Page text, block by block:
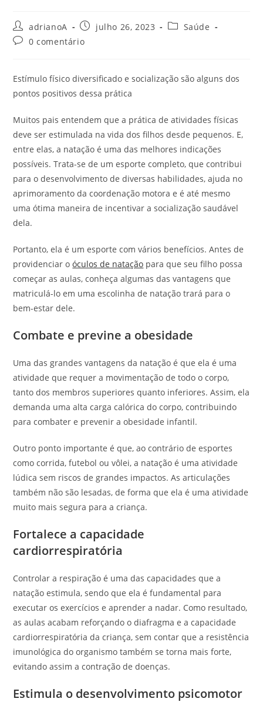
Autor
do
post:
adrianoA
Postjulho 26, 2023
Categoria
Saúde
Comentários
0 comentário
Estímulo físico diversificado e socialização são alguns dos
pontos positivos dessa prática
Muitos pais entendem que a prática de atividades físicas
deve ser estimulada na vida dos filhos desde pequenos. E,
entre elas, a natação é uma das melhores indicações
possíveis. Trata-se de um esporte completo, que contribui
para o desenvolvimento de diversas habilidades, ajuda no
aprimoramento da coordenação motora e é até mesmo
uma ótima maneira de incentivar a socialização saudável
dela.
Portanto, ela é um esporte com vários benefícios. Antes de
providenciar oóculos de natação para que seu filho possa
começar as aulas, conheça algumas das vantagens que
matriculá-lo em uma escolinha de natação trará para o
bem-estar dele.
Combate e previne a obesidade
Uma das grandes vantagens da natação é que ela é uma
atividade que requer a movimentação de todo o corpo,
tanto dos membros superiores quanto inferiores. Assim, ela
demanda uma alta carga calórica do corpo, contribuindo
para combater e prevenir a obesidade infantil.
Outro ponto importante é que, ao contrário de esportes
como corrida, futebol ou vôlei, a natação é uma atividade
lúdica sem riscos de grandes impactos. As articulações
também não são lesadas, de forma que ela é uma atividade
muito mais segura para a criança.
Fortalece a capacidade
cardiorrespiratória
Controlar a respiração é uma das capacidades que a
natação estimula, sendo que ela é fundamental para
executar os exercícios e aprender a nadar. Como resultado,
as aulas acabam reforçando o diafragma e a capacidade
cardiorrespiratória da criança, sem contar que a resistência
imunológica do organismo também se torna mais forte,
evitando assim a contração de doenças.
Estimula o desenvolvimento psicomotor